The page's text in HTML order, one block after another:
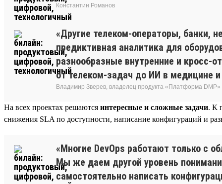
Константин Романов
«Другие телеком-операторы, банки,
предиктивная аналитика для
разнообразные внутренние и кросс-
от телеком-задач до ИИ в медицине и
Владимир Зверев, владелец продукта «Платформа DMP»
На всех проектах решаются интересные и сложные задачи. К
снижения SLA по доступности, написание конфигураций и
«Многие DevOps работают только с
Мы же даем другой уровень
самостоятельно написать